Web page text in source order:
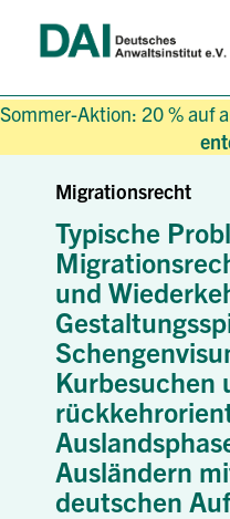
Sommer-Aktion: 20 % auf
Migrationsrecht
Typische
und
Kurbesuchen
Ausländern
deutschen